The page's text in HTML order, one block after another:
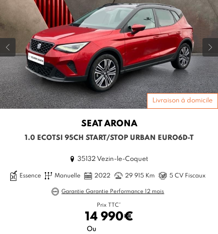
Livraison à domicile
SEATARONA
1.0 ECOTSI 95CH START/STOP URBAN EURO6D-T
35132 Vezin-le-Coquet
Essence Manuelle 2022 29 915 Km 5 CV Fiscaux
Garantie Garantie Performance 12 mois
Prix TTC*
14 990€
Ou